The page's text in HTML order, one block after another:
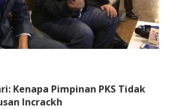
Kenapa Pimpinan PKS Tidak
Incrackh